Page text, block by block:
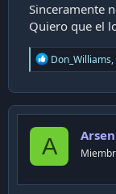
Sinceramente
Quiero que el
R
e
c
t
o
n
Don_Williams,
A